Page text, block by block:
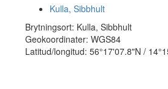
Kulla, Sibbhult
Brytningsort: Kulla, Sibbhult
Geokoordinater: WGS84
Latitud/longitud: 56°17'07.8"N /